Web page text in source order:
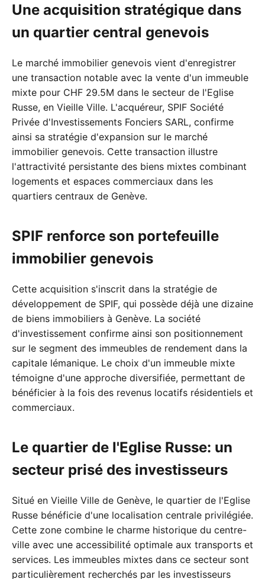
Une acquisition stratégique dans
un quartier central genevois
Le marché immobilier genevois vient d'enregistrer
une transaction notable avec la vente d'un immeuble
mixte pour CHF 29.5M dans le secteur de l'Eglise
Russe, en Vieille Ville. L'acquéreur, SPIF Société
Privée d'Investissements Fonciers SARL, confirme
ainsi sa stratégie d'expansion sur le marché
immobilier genevois. Cette transaction illustre
l'attractivité persistante des biens mixtes combinant
logements et espaces commerciaux dans les
quartiers centraux de Genève.
SPIF renforce son portefeuille
immobilier genevois
Cette acquisition s'inscrit dans la stratégie de
développement de SPIF, qui possède déjà une dizaine
de biens immobiliers à Genève. La société
d'investissement confirme ainsi son positionnement
sur le segment des immeubles de rendement dans la
capitale lémanique. Le choix d'un immeuble mixte
témoigne d'une approche diversifiée, permettant de
bénéficier à la fois des revenus locatifs résidentiels et
commerciaux.
Le quartier de l'Eglise Russe: un
secteur prisé des investisseurs
Situé en Vieille Ville de Genève, le quartier de l'Eglise
Russe bénéficie d'une localisation centrale privilégiée.
Cette zone combine le charme historique du centre-
ville avec une accessibilité optimale aux transports et
services. Les immeubles mixtes dans ce secteur sont
particulièrement recherchés par les investisseurs